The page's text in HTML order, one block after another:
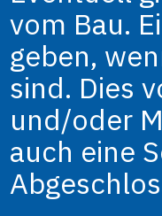
vom Bau.
geben,
sind. Dies
und/oder
auch eine